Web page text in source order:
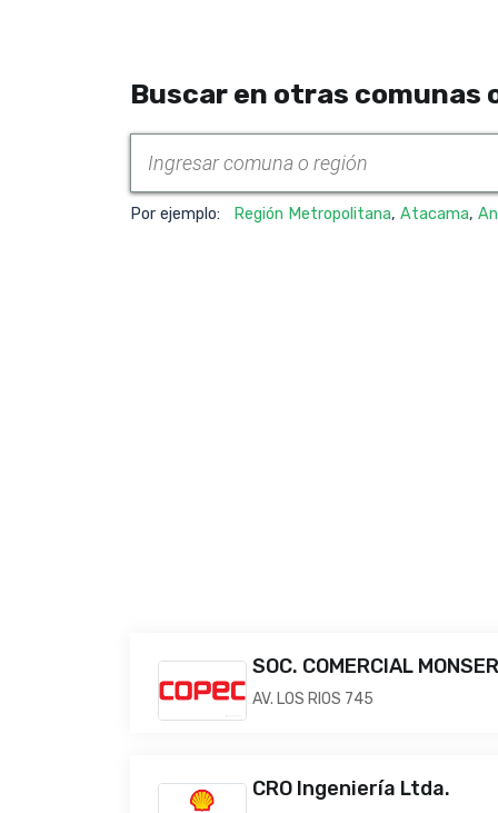
Buscar en otras comunas
Por ejemplo: Región Metropolitana, Atacama,
SOC. COMERCIAL
AV. LOS RIOS 745
CRO Ingeniería Ltda.